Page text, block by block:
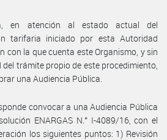
en atención al estado actual del
tarifaria iniciado por esta Autoridad
con la que cuenta este Organismo, y sin
trámite propio de este procedimiento,
una Audiencia Pública.
convocar a una Audiencia Pública
ENARGAS N.° I-4089/16, con el
los siguientes puntos: 1) Revisión